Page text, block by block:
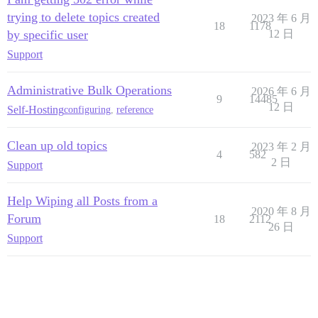
trying to delete topics created
by specific user
Support
18 1178
2023 年 6 月
12 日
Administrative Bulk Operations
Self-Hostingconfiguring, reference
9 14485
2026 年 6 月
12 日
Clean up old topics
Support
4 582
2023 年 2 月
2 日
Help Wiping all Posts from a
Forum
Support
18 2112
2020 年 8 月
26 日